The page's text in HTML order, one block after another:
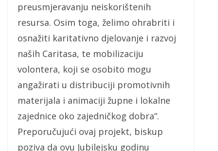
preusmjeravanju neiskorištenih
resursa. Osim toga, želimo ohrabriti i
osnažiti karitativno djelovanje i razvoj
naših Caritasa, te mobilizaciju
volontera, koji se osobito mogu
angažirati u distribuciji promotivnih
materijala i animaciji župne i lokalne
zajednice oko zajedničkog dobra“.
Preporučujući ovaj projekt, biskup
poziva da ovu Jubilejsku godinu